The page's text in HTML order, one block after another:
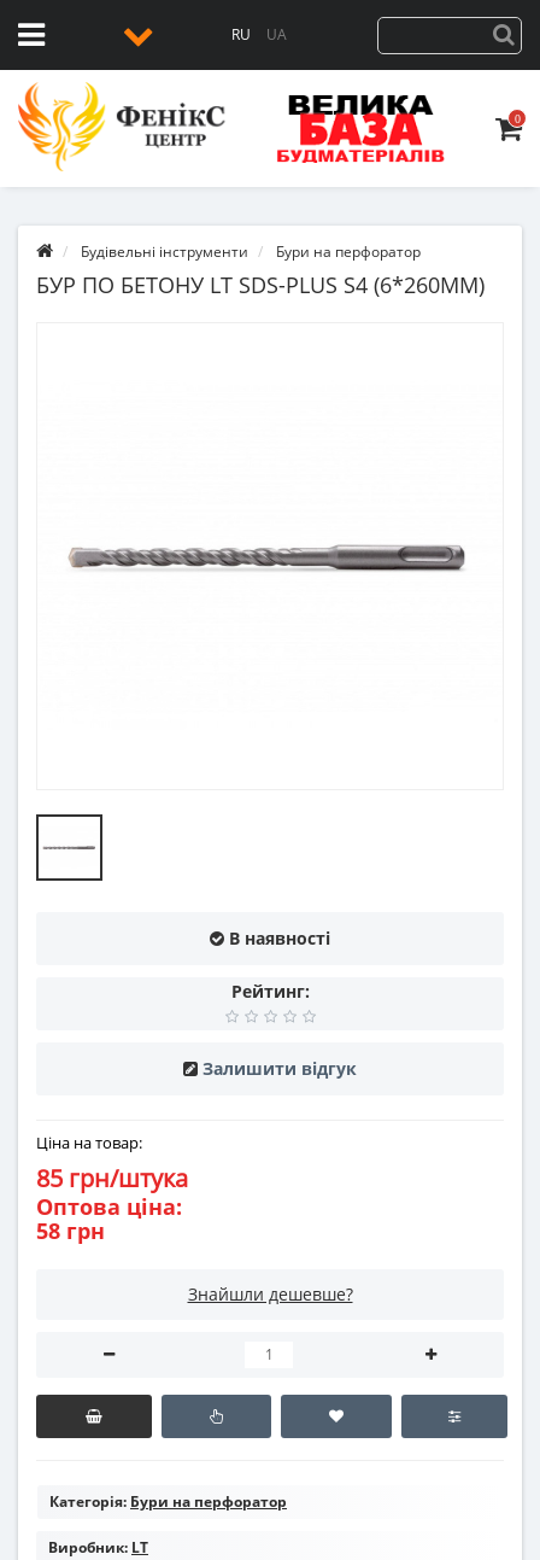
RU UA
0
Будівельні інструменти Бури на перфоратор
БУР ПО БЕТОНУ LT SDS-PLUS S4 (6*260ММ)
В наявності
Рейтинг:
Залишити відгук
Ціна на товар:
85 грн/штука
Оптова ціна:
58 грн
Знайшли дешевше?
Категорія: Бури на перфоратор
Виробник: LT